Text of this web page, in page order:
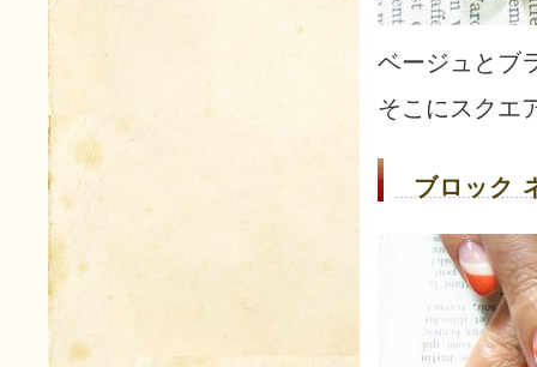
ベージュとブ
そこにスクエ
ブロック